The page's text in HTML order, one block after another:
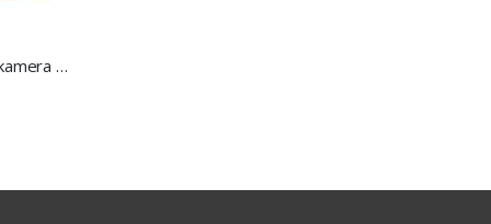
Mobile Mini-HD-Überwachungskamera mit Bewegungssensor